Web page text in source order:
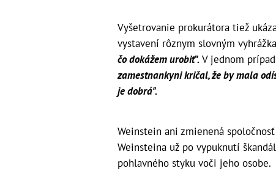
Vyšetrovanie prokurátora tiež
vystavení rôznym slovným
čo dokážem urobiť".V jednom
zamestnankyni kričal, že by mala
je dobrá".
Weinstein ani zmienená
Weinsteina už po vypuknutí
pohlavného styku voči jeho osobe.